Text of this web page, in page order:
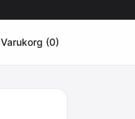
Varukorg (0)